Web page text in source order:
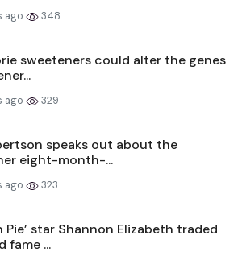
ago 348
sweeteners could alter the genes
ago 329
speaks out about the
eight-month-...
ago 323
Pie’ star Shannon Elizabeth traded
fame ...